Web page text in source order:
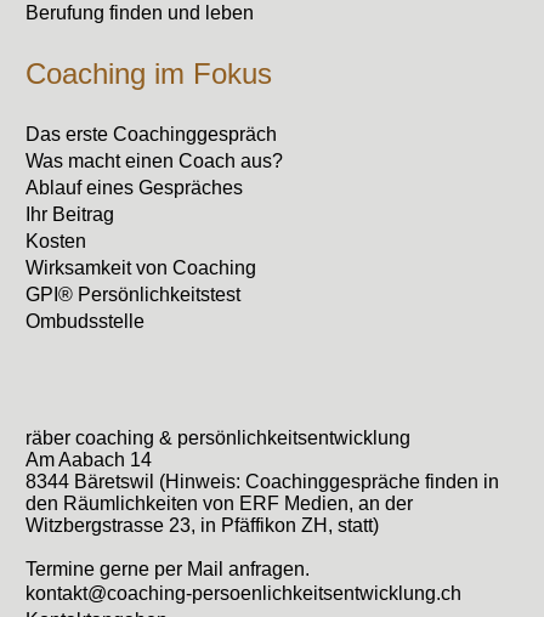
Berufung finden und leben
Coaching im Fokus
Das erste Coachinggespräch
Was macht einen Coach aus?
Ablauf eines Gespräches
Ihr Beitrag
Kosten
Wirksamkeit von Coaching
GPI® Persönlichkeitstest
Ombudsstelle
räber coaching & persönlichkeitsentwicklung
Am Aabach 14
8344 Bäretswil (Hinweis: Coachinggespräche finden in
den Räumlichkeiten von ERF Medien, an der
Witzbergstrasse 23, in Pfäffikon ZH, statt)
Termine gerne per Mail anfragen.
kontakt@coaching-persoenlichkeitsentwicklung.ch